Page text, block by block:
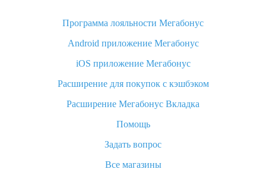
Как узнать, куда пришла посылка с Алиэкспресс
Вы отменили заказ на Алиэкспресс, когда вернут деньги?
Что такое баллы на Алиэкспресс, как их получить и
«AliExpress Standard Shipping»: что это за метод доставки и
как его отслеживать
Как покупать оптом на Алиэкспресс
Что делать, если не пришел товар с Алиэкспресс
Программа лояльности Мегабонус
Android приложение Мегабонус
iOS приложение Мегабонус
Расширение для покупок с кэшбэком
Расширение Мегабонус Вкладка
Помощь
Задать вопрос
Все магазины